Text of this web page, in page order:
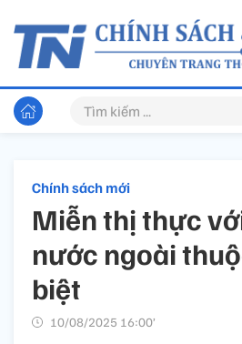
Chính sách mới
Miễn thị thực
nước ngoài
biệt
10/08/2025 16:00’